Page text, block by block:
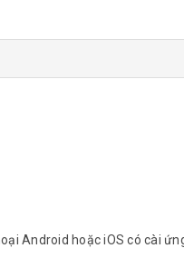
Android hoặc iOS có cài